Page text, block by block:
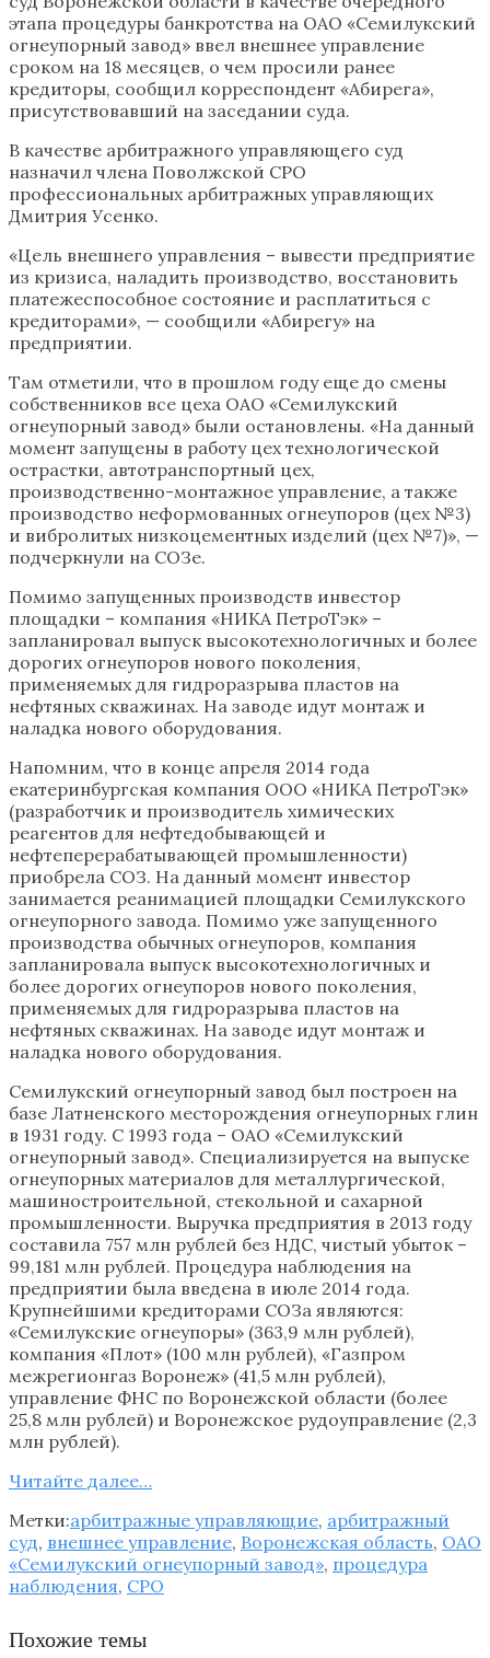
этапа процедуры банкротства на ОАО «Семилукский
огнеупорный завод» ввел внешнее управление
сроком на 18 месяцев, о чем просили ранее
кредиторы, сообщил корреспондент «Абирега»,
присутствовавший на заседании суда.
В качестве арбитражного управляющего суд
назначил члена Поволжской СРО
профессиональных арбитражных управляющих
Дмитрия Усенко.
«Цель внешнего управления – вывести предприятие
из кризиса, наладить производство, восстановить
платежеспособное состояние и расплатиться с
кредиторами», — сообщили «Абирегу» на
предприятии.
Там отметили, что в прошлом году еще до смены
собственников все цеха ОАО «Семилукский
огнеупорный завод» были остановлены. «На данный
момент запущены в работу цех технологической
острастки, автотранспортный цех,
производственно-монтажное управление, а также
производство неформованных огнеупоров (цех №3)
и вибролитых низкоцементных изделий (цех №7)», —
подчеркнули на СОЗе.
Помимо запущенных производств инвестор
площадки – компания «НИКА ПетроТэк» –
запланировал выпуск высокотехнологичных и более
дорогих огнеупоров нового поколения,
применяемых для гидроразрыва пластов на
нефтяных скважинах. На заводе идут монтаж и
наладка нового оборудования.
Напомним, что в конце апреля 2014 года
екатеринбургская компания ООО «НИКА ПетроТэк»
(разработчик и производитель химических
реагентов для нефтедобывающей и
нефтеперерабатывающей промышленности)
приобрела СОЗ. На данный момент инвестор
занимается реанимацией площадки Семилукского
огнеупорного завода. Помимо уже запущенного
производства обычных огнеупоров, компания
запланировала выпуск высокотехнологичных и
более дорогих огнеупоров нового поколения,
применяемых для гидроразрыва пластов на
нефтяных скважинах. На заводе идут монтаж и
наладка нового оборудования.
Семилукский огнеупорный завод был построен на
базе Латненского месторождения огнеупорных глин
в 1931 году. С 1993 года – ОАО «Семилукский
огнеупорный завод». Специализируется на выпуске
огнеупорных материалов для металлургической,
машиностроительной, стекольной и сахарной
промышленности. Выручка предприятия в 2013 году
составила 757 млн рублей без НДС, чистый убыток –
99,181 млн рублей. Процедура наблюдения на
предприятии была введена в июле 2014 года.
Крупнейшими кредиторами СОЗа являются:
«Семилукские огнеупоры» (363,9 млн рублей),
компания «Плот» (100 млн рублей), «Газпром
межрегионгаз Воронеж» (41,5 млн рублей),
управление ФНС по Воронежской области (более
25,8 млн рублей) и Воронежское рудоуправление (2,3
млн рублей).
Читайте далее…
Метки:арбитражные управляющие, арбитражный
суд, внешнее управление, Воронежская область, ОАО
«Семилукский огнеупорный завод», процедура
наблюдения, СРО
Похожие темы